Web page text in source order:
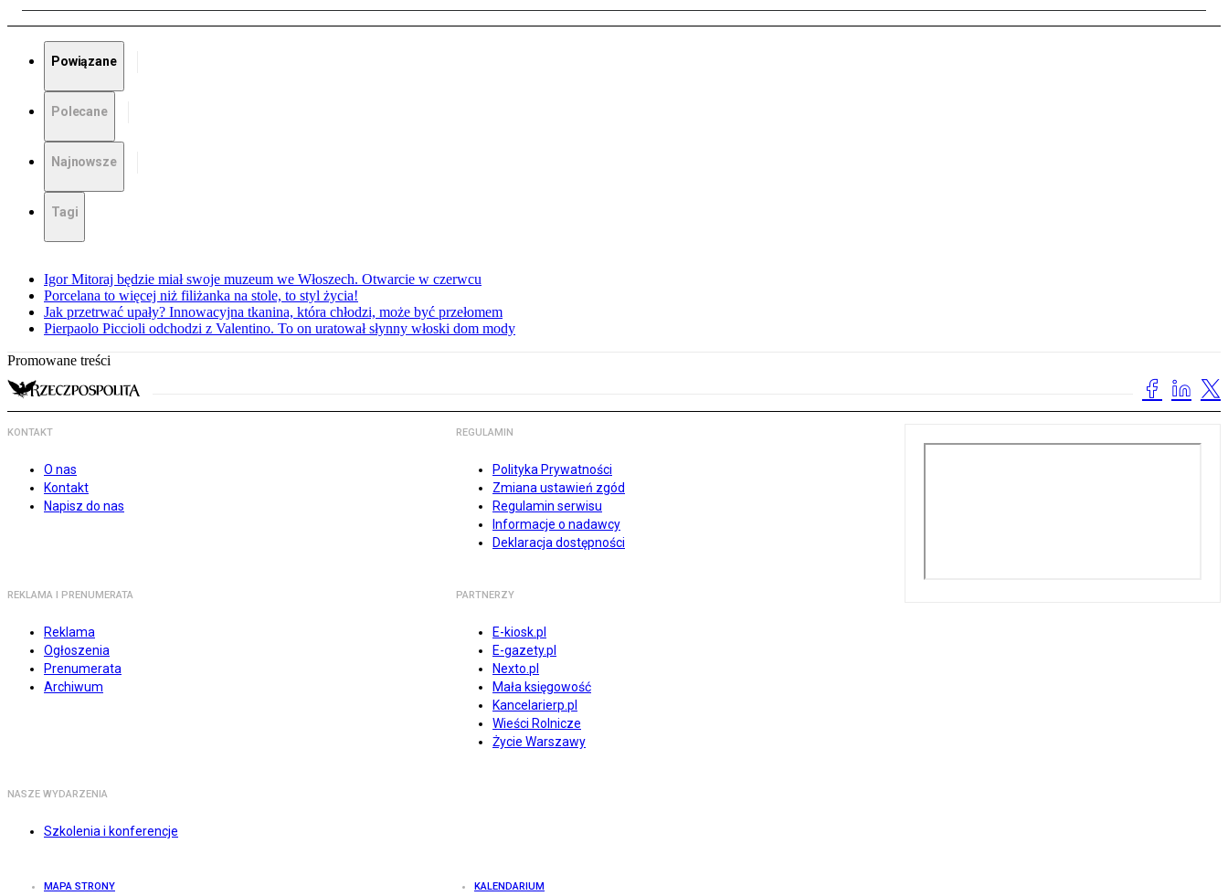
Powiązane
Polecane
Najnowsze
Tagi
Igor Mitoraj będzie miał swoje muzeum we Włoszech. Otwarcie w czerwcu
Porcelana to więcej niż filiżanka na stole, to styl życia!
Jak przetrwać upały? Innowacyjna tkanina, która chłodzi, może być przełomem
Pierpaolo Piccioli odchodzi z Valentino. To on uratował słynny włoski dom mody
Promowane treści
KONTAKT
O nas
Kontakt
Napisz do nas
REGULAMIN
Polityka Prywatności
Zmiana ustawień zgód
Regulamin serwisu
Informacje o nadawcy
Deklaracja dostępności
REKLAMA I PRENUMERATA
Reklama
Ogłoszenia
Prenumerata
Archiwum
PARTNERZY
E-kiosk.pl
E-gazety.pl
Nexto.pl
Mała księgowość
Kancelarierp.pl
Wieści Rolnicze
Życie Warszawy
NASZE WYDARZENIA
Szkolenia i konferencje
MAPA STRONY KALENDARIUM